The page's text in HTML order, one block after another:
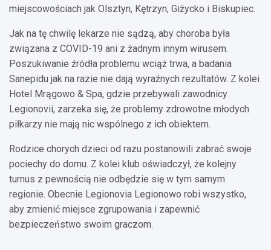
miejscowościach jak Olsztyn, Kętrzyn, Giżycko i Biskupiec.
Jak na tę chwilę lekarze nie sądzą, aby choroba była
związana z COVID-19 ani z żadnym innym wirusem.
Poszukiwanie źródła problemu wciąż trwa, a badania
Sanepidu jak na razie nie dają wyraźnych rezultatów. Z kolei
Hotel Mrągowo & Spa, gdzie przebywali zawodnicy
Legionovii, zarzeka się, że problemy zdrowotne młodych
piłkarzy nie mają nic wspólnego z ich obiektem.
Rodzice chorych dzieci od razu postanowili zabrać swoje
pociechy do domu. Z kolei klub oświadczył, że kolejny
turnus z pewnością nie odbędzie się w tym samym
regionie. Obecnie Legionovia Legionowo robi wszystko,
aby zmienić miejsce zgrupowania i zapewnić
bezpieczeństwo swoim graczom.